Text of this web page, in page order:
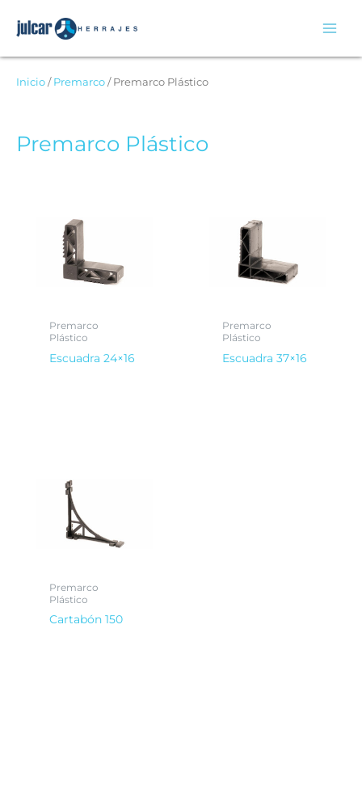
Inicio / Premarco / Premarco Plástico
Premarco Plástico
Premarco
Plástico
Escuadra 24×16
Premarco
Plástico
Escuadra 37×16
Premarco
Plástico
Cartabón 150